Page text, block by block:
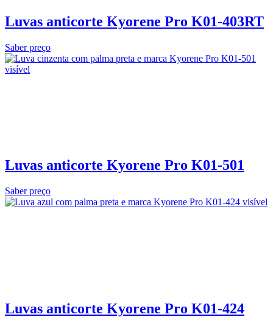
Luvas anticorte Kyorene Pro K01-403RT
Saber preço
Luvas anticorte Kyorene Pro K01-501
Saber preço
Luvas anticorte Kyorene Pro K01-424